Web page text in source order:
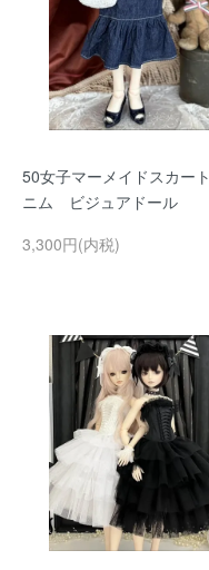
50女子マーメイドスカー
ニム ビジュアドール
3,300円(内税)